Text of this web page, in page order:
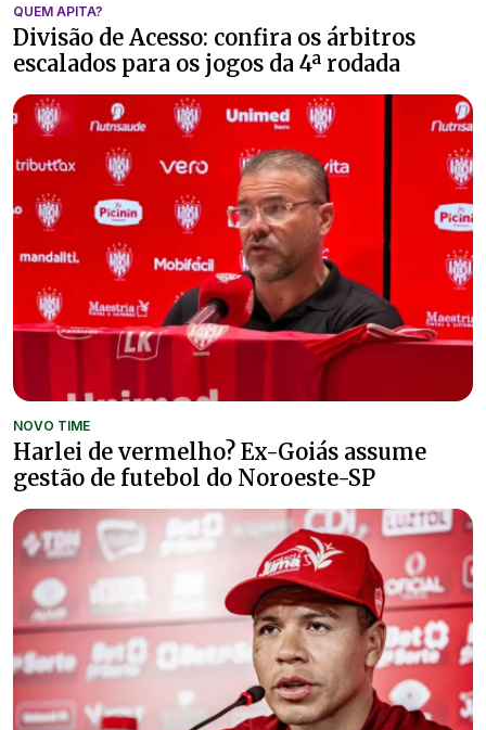
QUEM APITA?
Divisão de Acesso: confira os árbitros
escalados para os jogos da 4ª rodada
NOVO TIME
Harlei de vermelho? Ex-Goiás assume
gestão de futebol do Noroeste-SP